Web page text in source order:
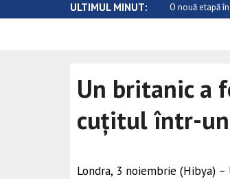
ULTIMUL MINUT: Atac armat
Un britanic a
cuțitul într-
Londra, 3 noiembrie (Hibya)